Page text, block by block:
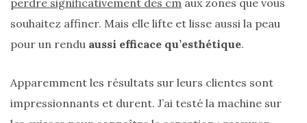
Ateliers
lequel
?
02/05/2026
perdre significativement des cm aux zones que vous
souhaitez affiner. Mais elle lifte et lisse aussi la peau
pour un rendu aussi efficace qu’esthétique.
Apparemment les résultats sur leurs clientes sont
impressionnants et durent. J’ai testé la machine sur